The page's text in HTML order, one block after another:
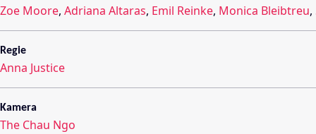
Zoe Moore, Adriana Altaras, Emil Reinke, Monica Bleibtreu,
Regie
Anna Justice
Kamera
The Chau Ngo